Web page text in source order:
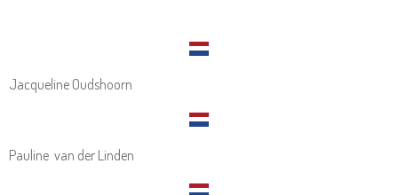
Jacqueline Oudshoorn
Pauline van der Linden